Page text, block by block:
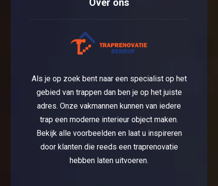
Over ons
Als je op zoek bent naar een specialist op het
gebied van trappen dan ben je op het juiste
adres. Onze vakmannen kunnen van iedere
trap een moderne interieur object maken.
Bekijk alle voorbeelden en laat u inspireren
door klanten die reeds een traprenovatie
hebben laten uitvoeren.